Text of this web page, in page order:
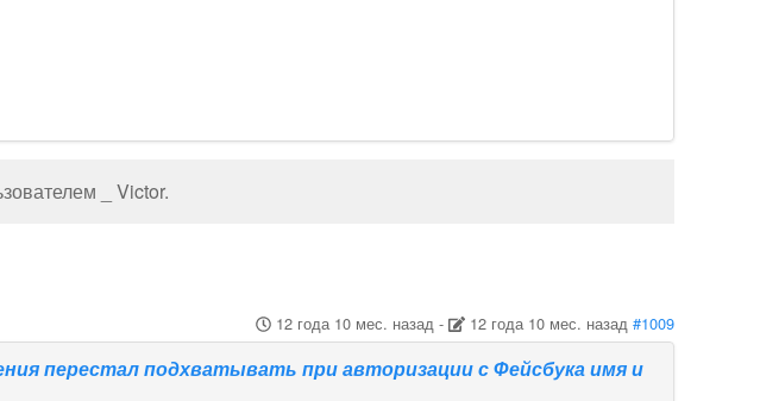
_ Victor.
12 года 10 мес. назад- 12 года 10 мес. назад #1009
перестал подхватывать при авторизации с Фейсбука имя и